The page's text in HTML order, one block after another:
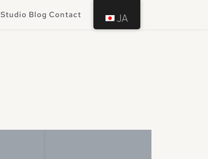
Studio Blog Contact JA